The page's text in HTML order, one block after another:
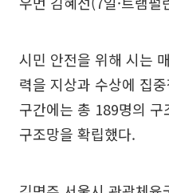
시민 안전을 위해 시는
력을 지상과 수상에 집
구간에는 총 189명의
구조망을 확립했다.